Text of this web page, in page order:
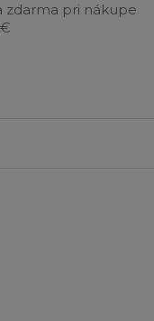
zdarma pri nákupe